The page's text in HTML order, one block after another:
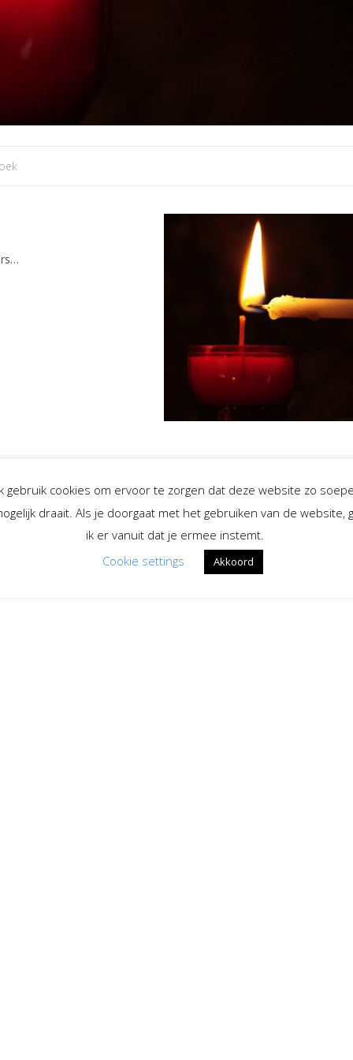
gebruik cookies om ervoor te zorgen dat deze website zo
draait. Als je doorgaat met het gebruiken van de website,
ik er vanuit dat je ermee instemt.
Cookie settings
Akkoord